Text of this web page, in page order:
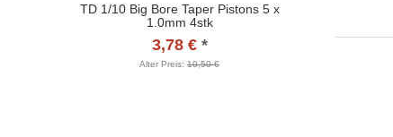
TD 1/10 Big Bore Taper Pistons 5 x
1.0mm 4stk
3,78 € *
Alter Preis: 10,50 €